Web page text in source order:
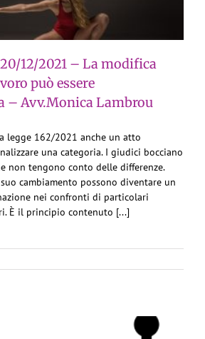
20/12/2021 – La modifica
può essere
Avv.Monica Lambrou
legge 162/2021 anche un atto
una categoria. I giudici bocciano
non tengono conto delle differenze.
cambiamento possono diventare un
nei confronti di particolari
È il principio contenuto [...]